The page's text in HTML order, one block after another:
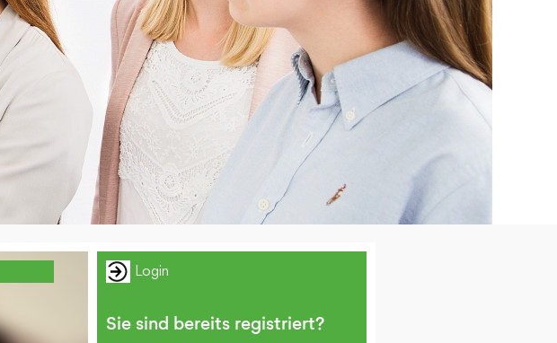
Login
Sie sind bereits registriert?